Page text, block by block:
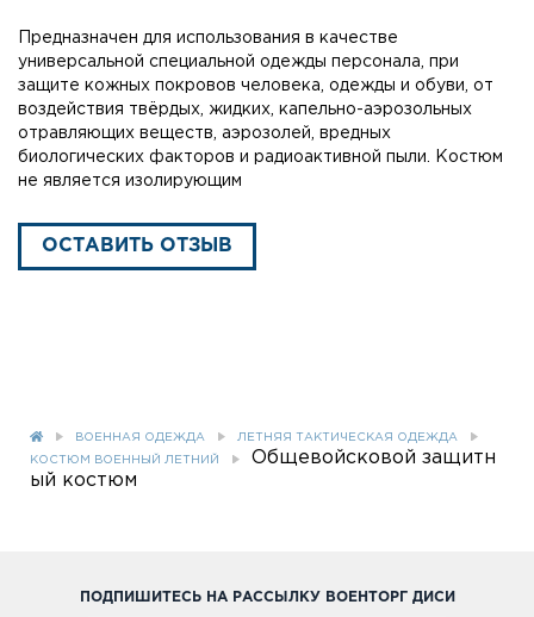
Предназначен для использования в качестве
универсальной специальной одежды персонала, при
защите кожных покровов человека, одежды и обуви, от
воздействия твёрдых, жидких, капельно-аэрозольных
отравляющих веществ, аэрозолей, вредных
биологических факторов и радиоактивной пыли. Костюм
не является изолирующим
ОСТАВИТЬ ОТЗЫВ
ВОЕННАЯ ОДЕЖДА ЛЕТНЯЯ ТАКТИЧЕСКАЯ ОДЕЖДА
КОСТЮМ ВОЕННЫЙ ЛЕТНИЙ
Общевойсковой защитн
ый костюм
ПОДПИШИТЕСЬ НА РАССЫЛКУ ВОЕНТОРГ ДИСИ